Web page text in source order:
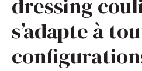
dressing
s’adapte à